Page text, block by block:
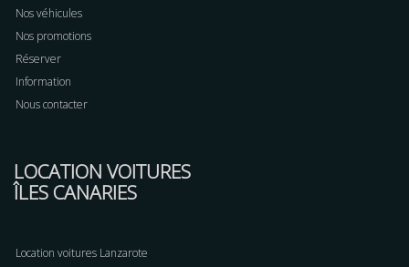
Nos véhicules
Nos promotions
Réserver
Information
Nous contacter
LOCATION VOITURES
ÎLES CANARIES
Location voitures Lanzarote